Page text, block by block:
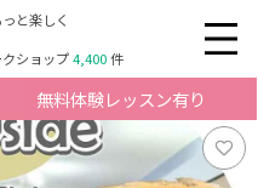
と楽しく
クショップ4,400件
無料体験レッスン有り